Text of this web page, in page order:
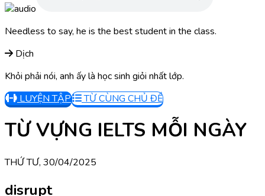
Needless to say, he is the best student in the class.
Dịch
Khỏi phải nói, anh ấy là học sinh giỏi nhất lớp.
LUYỆN TẬP
TỪ CÙNG CHỦ ĐỀ
TỪ VỰNG IELTS MỖI NGÀY
THỨ TƯ, 30/04/2025
disrupt